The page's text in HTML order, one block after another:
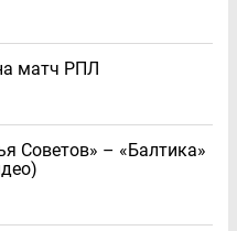
матч РПЛ
Советов» – «Балтика»